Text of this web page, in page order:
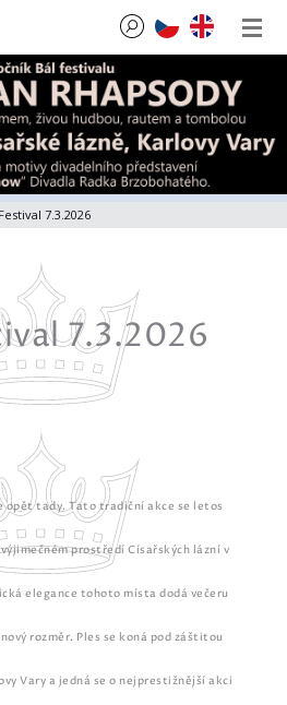
7.3.2026
7.3.2026
opět tady.Tato tradiční akce se letos
prostředí Císařských lázní v
elegance tohoto místa dodá večeru
rozměr. Ples se koná pod záštitou
Vary a jedná se o nejprestižnější akci